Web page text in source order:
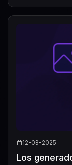
12-08-2025
Los